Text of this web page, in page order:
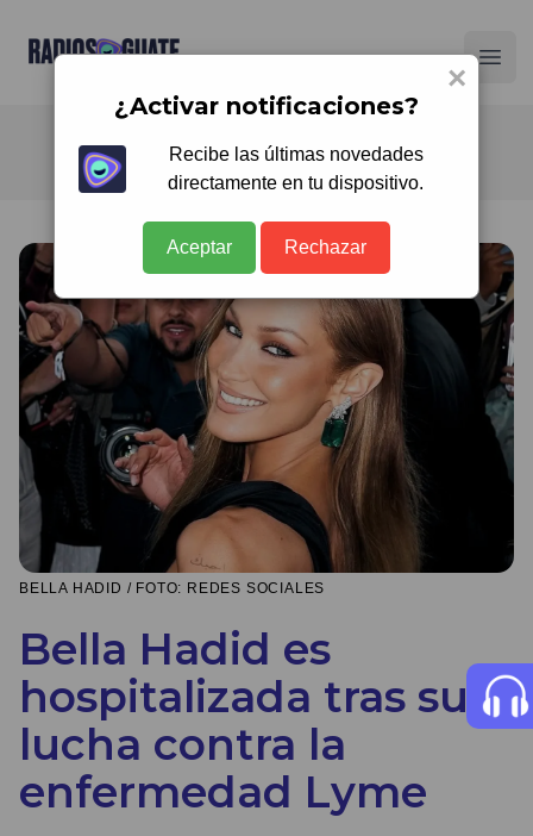
Radios Guate
BELLA HADID / FOTO: REDES SOCIALES
Bella Hadid es
hospitalizada tras su
lucha contra la
enfermedad Lyme
×
¿Activar notificaciones?
Recibe las últimas novedades
directamente en tu dispositivo.
Aceptar Rechazar